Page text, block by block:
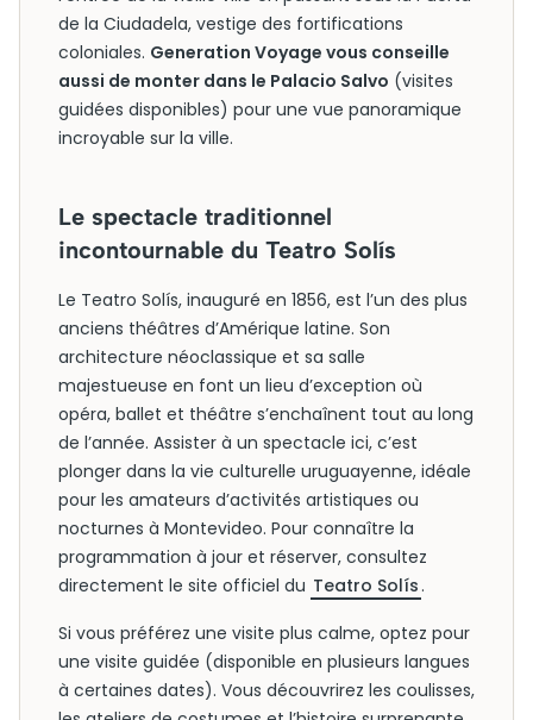
de la Ciudadela, vestige des fortifications
coloniales. Generation Voyage vous conseille
aussi de monter dans le Palacio Salvo (visites
guidées disponibles) pour une vue panoramique
incroyable sur la ville.
Le spectacle traditionnel
incontournable du Teatro Solís
Le Teatro Solís, inauguré en 1856, est l’un des plus
anciens théâtres d’Amérique latine. Son
architecture néoclassique et sa salle
majestueuse en font un lieu d’exception où
opéra, ballet et théâtre s’enchaînent tout au long
de l’année. Assister à un spectacle ici, c’est
plonger dans la vie culturelle uruguayenne, idéale
pour les amateurs d’activités artistiques ou
nocturnes à Montevideo. Pour connaître la
programmation à jour et réserver, consultez
directement le site officiel du Teatro Solís .
Si vous préférez une visite plus calme, optez pour
une visite guidée (disponible en plusieurs langues
à certaines dates). Vous découvrirez les coulisses,